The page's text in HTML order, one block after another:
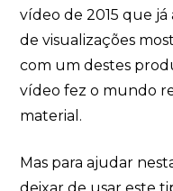
vídeo de 2015 que
de visualizações
com um destes
vídeo fez o mundo
material.
Mas para ajudar